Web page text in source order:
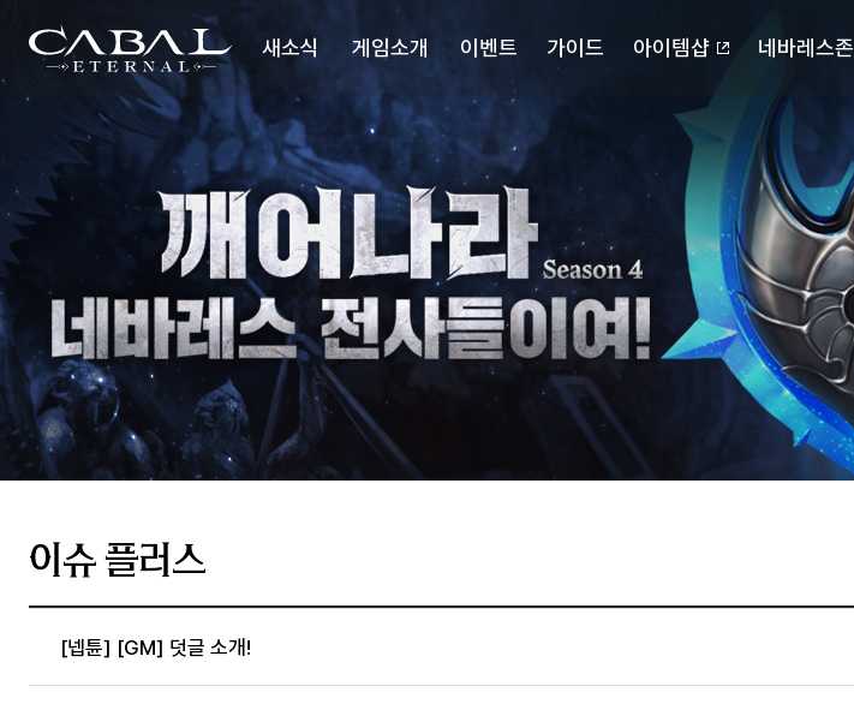
CABAL
TRANSCENDENCE
요
새소식
공지사항
업데이트
이슈 플러스
게임소개
세계관
시놉시스
배틀스타일
미디어
업데이트리뷰
이벤트 가이드
포스북
아이템샵 네바레스존
캐릭터 검색
랭킹
스
이슈 플러스
[넵튠] [GM] 덧글 소개!